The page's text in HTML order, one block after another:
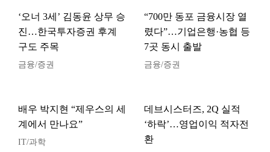
‘오너 3세’ 김동윤 상무 승
진…한국투자증권 후계
구도 주목
금융/증권
“700만 동포 금융시장 열
렸다”…기업은행·농협 등
7곳 동시 출발
금융/증권
배우 박지현 “제우스의 세
계에서 만나요”
IT/과학
데브시스터즈, 2Q 실적
‘하락’…영업이익 적자전
환